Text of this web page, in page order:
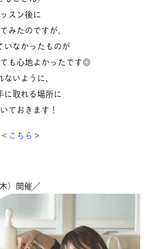
スン後に
みたのですが、
いなかったものが
も心地よかったです◎
いように、
に取れる場所に
ておきます！
こちら ＞
）開催／